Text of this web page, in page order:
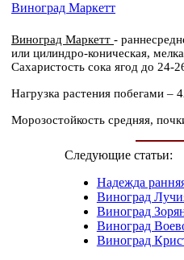
Виноград Маркетт
Виноград Маркетт -
или цилиндро-коническая,
Сахаристость сока ягод до 24-
Нагрузка растения побегами –
Морозостойкость средняя,
Следующие статьи:
Надежда
Виноград
Виноград
Виноград
Виноград